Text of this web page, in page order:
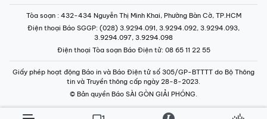
Tòa soạn : 432-434 Nguyễn Thị Minh Khai, Phường Bàn Cờ, TP.HCM
Điện thoại Báo SGGP: (028) 3.9294.091, 3.9294.092, 3.9294.093,
3.9294.097, 3.9294.098
Điện thoại Tòa soạn Báo Điện tử: 08 65 11 22 55
Giấy phép hoạt động Báo in và Báo Điện tử số 305/GP-BTTTT do Bộ Thông
tin và Truyền thông cấp ngày 28-8-2023.
© Bản quyền Báo SÀI GÒN GIẢI PHÓNG.